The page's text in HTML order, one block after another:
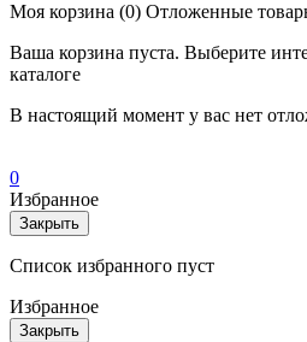
Моя корзина (0) Отложенные
Ваша корзина пуста. Выберите
каталоге
В настоящий момент у вас нет
0
Избранное
Закрыть
Список избранного пуст
Избранное
Закрыть